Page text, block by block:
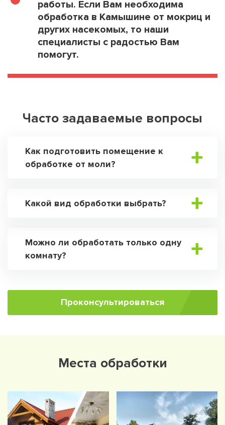
работы. Если Вам необходима
обработка в Камышине от мокриц и
других насекомых, то наши
специалисты с радостью Вам
помогут.
Часто задаваемые вопросы
Как подготовить помещение к
обработке от моли?
Какой вид обработки выбрать?
Можно ли обработать только одну
комнату?
Проконсультироваться
Места обработки